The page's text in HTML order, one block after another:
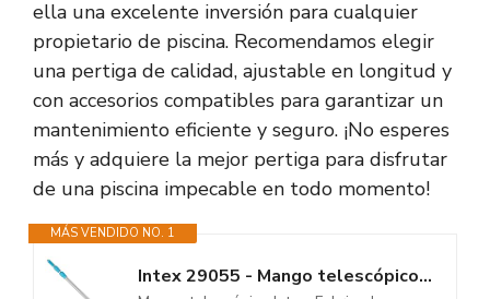
ella una excelente inversión para cualquier
propietario de piscina. Recomendamos elegir
una pertiga de calidad, ajustable en longitud y
con accesorios compatibles para garantizar un
mantenimiento eficiente y seguro. ¡No esperes
más y adquiere la mejor pertiga para disfrutar
de una piscina impecable en todo momento!
MÁS VENDIDO NO. 1
Intex 29055 - Mango telescópico Aluminio Ligero 279 cm